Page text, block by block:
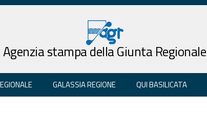
Agenzia stampa della Giunta Regionale
GALASSIA REGIONE QUI BASILICATA